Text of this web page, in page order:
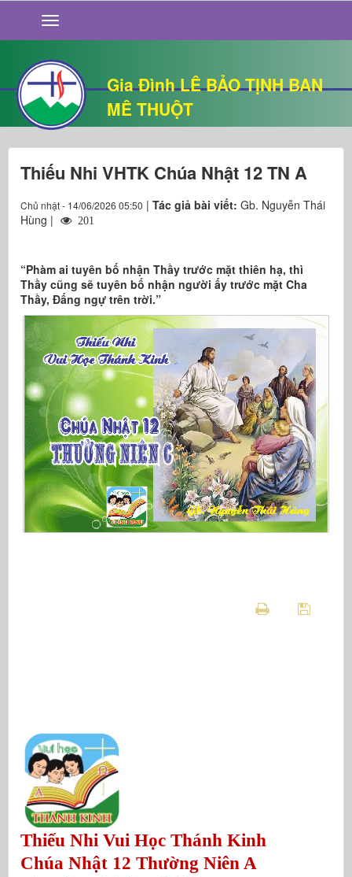
Gia Đình LÊ BẢO TỊNH BAN
MÊ THUỘT
GIỚI THIỆU
TIN TỨC
SỐNG ĐẠO
CHUYỆN NHÀ
QUÁN VĂN
THƯ GIÃN
Thiếu Nhi VHTK Chúa Nhật 12 TN A
Chủ nhật - 14/06/2026 05:50 | Tác giả bài viết: Gb. Nguyễn Thái
Hùng |
201
“Phàm ai tuyên bố nhận Thầy trước mặt thiên hạ, thì
Thầy cũng sẽ tuyên bố nhận người ấy trước mặt Cha
Thầy, Đấng ngự trên trời.”
Thiếu Nhi Vui Học Thánh Kinh
Chúa Nhật 12 Thường Niên A